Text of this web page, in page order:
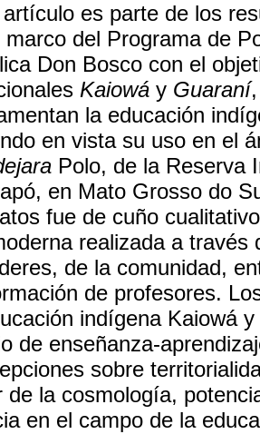
es parte de los
marco del Programa de
Don Bosco con el
Kaiowá y Guaraní
la educación
en vista su uso en el
Polo, de la Reserva
en Mato Grosso do
fue de cuño
realizada a través
de la comunidad,
de profesores.
indígena Kaiowá
de enseñanza-
sobre
de la cosmología,
en el campo de la